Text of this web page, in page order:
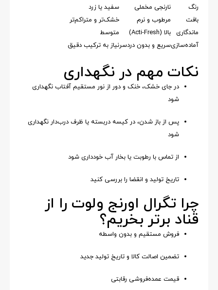
رنگ
نارنجی مخملی
سفید یا زرد
بافت
مرطوب و نرم
خشک‌تر و متراکم‌تر
ماندگاری
بالا (Acti-Fresh)
متوسط
آماده‌سازیسریع و بدون دردسرنیاز به ترکیب دقیق
نکات مهم در نگهداری
در جای خشک، خنک و دور از نور مستقیم آفتاب نگهداری
شود
پس از باز شدن، در کیسه دربسته یا ظرف درب‌دار نگهداری
شود
از تماس با رطوبت یا بخار آب خودداری شود
تاریخ تولید و انقضا را بررسی کنید
چرا تگرال اورنج ولوت را از
قناد برتر بخریم؟
فروش مستقیم و بدون واسطه
تضمین اصالت کالا و تاریخ تولید جدید
قیمت عمده‌فروشی رقابتی